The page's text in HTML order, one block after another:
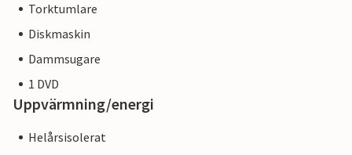
Torktumlare
Diskmaskin
Dammsugare
1 DVD
Uppvärmning/energi
Helårsisolerat